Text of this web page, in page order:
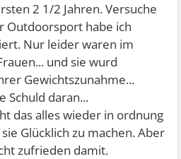
2 1/2 Jahren. Versuche
Outdoorsport habe ich
Nur leider waren im
und sie wurd
Gewichtszunahme...
Schuld daran...
das alles wieder in ordnung
Glücklich zu machen. Aber
zufrieden damit.